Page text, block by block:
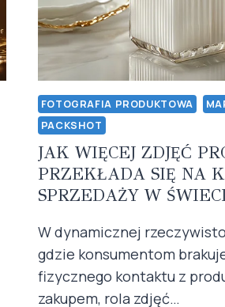
FOTOGRAFIA PRODUKTOWA
PACKSHOT
JAK WIĘCEJ ZDJĘĆ
PRZEKŁADA SIĘ NA
SPRZEDAŻY W
W dynamicznej
gdzie konsumentom
fizycznego kontaktu z
zakupem, rola zdjęć…